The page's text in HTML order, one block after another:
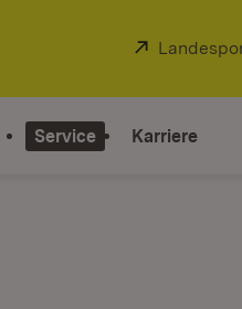
Extern:
Service Karriere